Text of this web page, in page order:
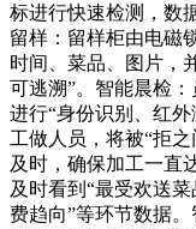
标进行快速检测，数
留样：留样柜由电磁
时间、菜品、图片，
可逃溯”。智能晨检
进行“身份识别、红
工做人员，将被“拒
及时，确保加工一直
及时看到“最受欢送
费趋向”等环节数据